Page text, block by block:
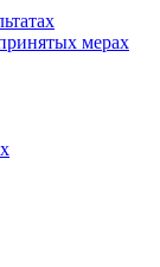
мерах